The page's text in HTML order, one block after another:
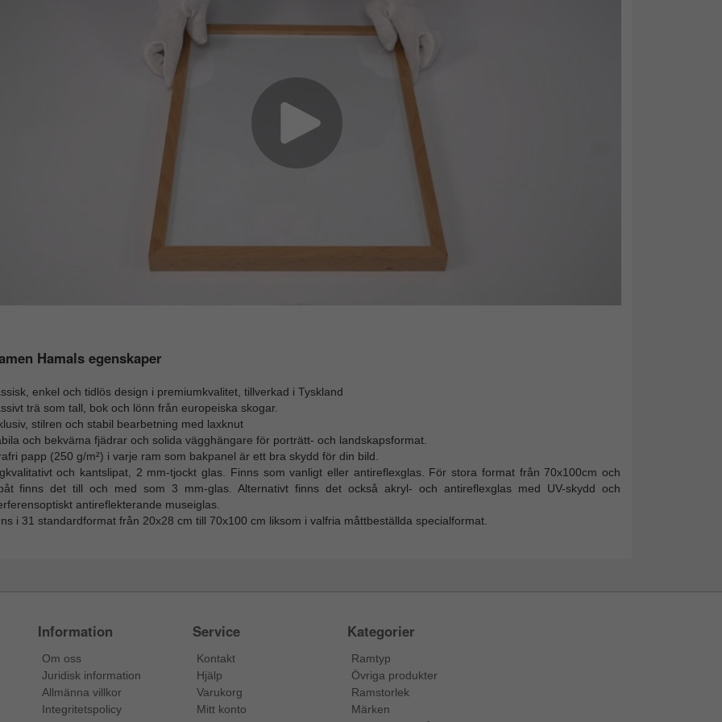
Hamals egenskaper
enkel och tidlös design i premiumkvalitet, tillverkad i Tyskland
trä som tall, bok och lönn från europeiska skogar.
stilren och stabil bearbetning med laxknut
och bekväma fjädrar och solida vägghängare för porträtt- och landskapsformat.
papp (250 g/m²) i varje ram som bakpanel är ett bra skydd för din bild.
och kantslipat, 2 mm-tjockt glas. Finns som vanligt eller antireflexglas. För stora format från 70x100cm och
finns det till och med som 3 mm-glas. Alternativt finns det också akryl- och antireflexglas med UV-skydd och
antireflekterande museiglas.
i 31 standardformat från 20x28 cm till 70x100 cm liksom i valfria måttbeställda specialformat.
Information
Om oss
Juridisk information
Allmänna villkor
Integritetspolicy
Service
Kontakt
Hjälp
Varukorg
Mitt konto
Kategorier
Ramtyp
Övriga produkter
Ramstorlek
Märken